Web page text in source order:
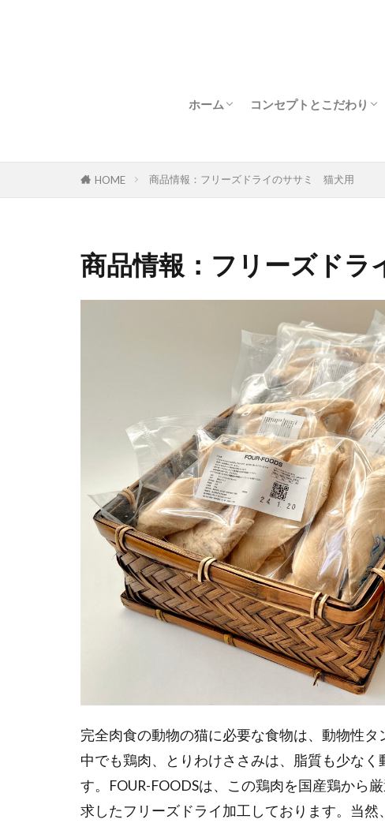
ホーム コンセプトとこだわり
猫の食事とビタミンに
HOME 商品情報：フリーズドライのササミ 猫犬用
商品情報：フリーズド
完全肉食の動物の猫に必要な食物は、動物性タ
中でも鶏肉、とりわけささみは、脂質も少な
す。FOUR-FOODSは、この鶏肉を国産鶏から
求したフリーズドライ加工しております。当